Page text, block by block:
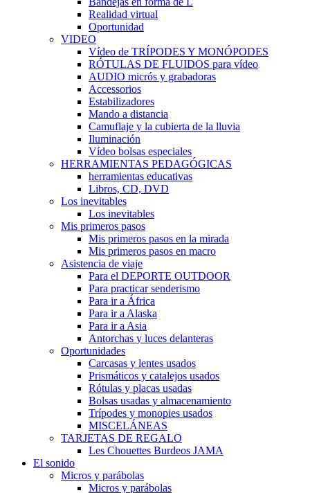
Realidad virtual
Oportunidad
VIDEO
Vídeo de TRÍPODES Y MONÓPODES
RÓTULAS DE FLUIDOS para vídeo
AUDIO micrós y grabadoras
Accessorios
Estabilizadores
Mando a distancia
Camuflaje y la cubierta de la lluvia
Iluminación
Vídeo bolsas especiales
HERRAMIENTAS PEDAGÓGICAS
herramientas educativas
Libros, CD, DVD
Los inevitables
Los inevitables
Mis primeros pasos
Mis primeros pasos en la mirada
Mis primeros pasos en macro
Asistencia de viaje
Para el DEPORTE OUTDOOR
Para practicar senderismo
Para ir a África
Para ir a Alaska
Para ir a Asia
Antorchas y luces delanteras
Oportunidades
Carcasas y lentes usados
Prismáticos y catalejos usados
Rótulas y placas usadas
Bolsas usadas y almacenamiento
Trípodes y monopies usados
MISCELÁNEAS
TARJETAS DE REGALO
Les Chouettes Burdeos JAMA
El sonido
Micros y parábolas
Micros y parábolas